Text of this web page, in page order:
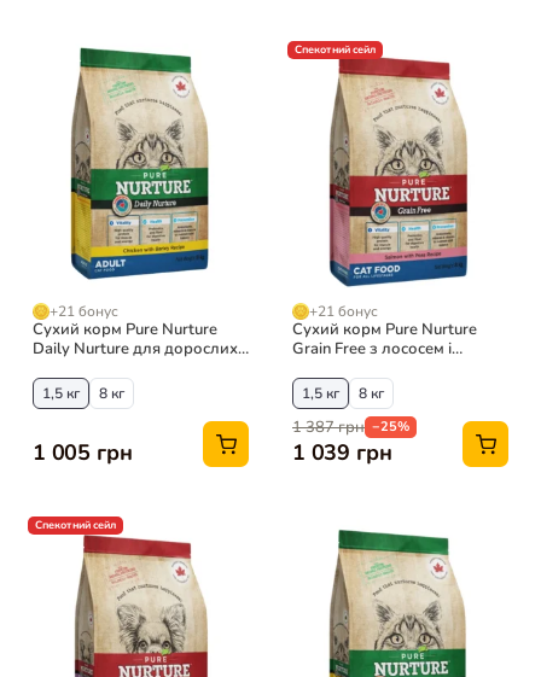
+21 бонус
Сухий корм Pure Nurture
Daily Nurture для дорослих
1,5 кг 8 кг
1 005 грн
Спекотний сейл
+21 бонус
Сухий корм Pure Nurture
Grain Free з лососем і
1,5 кг 8 кг
1 387 грн −25%
1 039 грн
Спекотний сейл